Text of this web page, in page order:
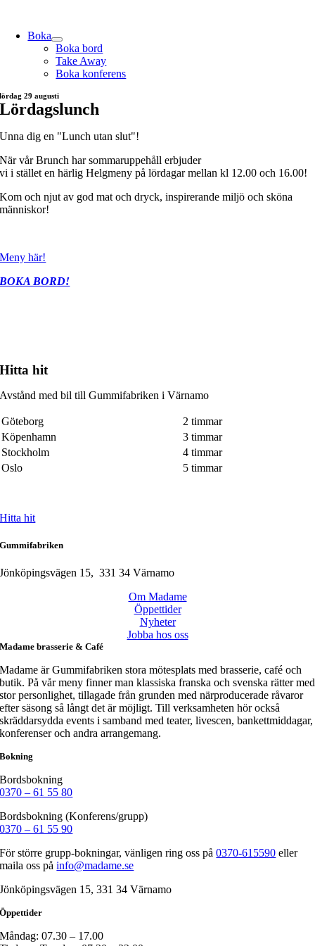
contentBoka
Boka bord
Take Away
Boka konferens
lördag 29 augusti
Lördagslunch
Unna dig en "Lunch utan slut"!
När vår Brunch har sommaruppehåll erbjuder
vi i stället en härlig Helgmeny på lördagar mellan kl 12.00 och 16.00!
Kom och njut av god mat och dryck, inspirerande miljö och sköna
människor!
Meny här!
BOKA BORD!
Hitta hit
Avstånd med bil till Gummifabriken i Värnamo
Göteborg
2 timmar
Köpenhamn
3 timmar
Stockholm
4 timmar
Oslo
5 timmar
Hitta hit
Gummifabriken
Jönköpingsvägen 15, 331 34 Värnamo
Om Madame
Öppettider
Nyheter
Jobba hos oss
Madame brasserie & Café
Madame är Gummifabriken stora mötesplats med brasserie, café och
butik. På vår meny finner man klassiska franska och svenska rätter med
stor personlighet, tillagade från grunden med närproducerade råvaror
efter säsong så långt det är möjligt. Till verksamheten hör också
skräddarsydda events i samband med teater, livescen, bankettmiddagar,
konferenser och andra arrangemang.
Bokning
Bordsbokning
0370 – 61 55 80
Bordsbokning (Konferens/grupp)
0370 – 61 55 90
För större grupp-bokningar, vänligen ring oss på0370-615590 eller
maila oss påinfo@madame.se
Jönköpingsvägen 15, 331 34 Värnamo
Öppettider
Måndag: 07.30 – 17.00